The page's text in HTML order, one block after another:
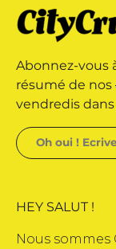
par
Abonnez-vous
résumé de nos
vendredis
HEY SALUT !
Nous